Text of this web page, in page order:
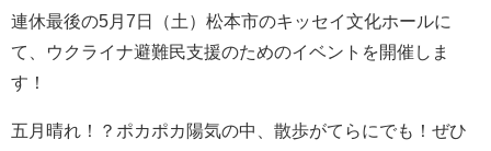
連休最後の5月7日（土）松本市のキッセイ文化ホールに
て、
ウクライナ避難民支援のためのイベントを開催しま
す！
五月晴れ！？ポカポカ陽気の中、散歩がてらにでも！ぜひ